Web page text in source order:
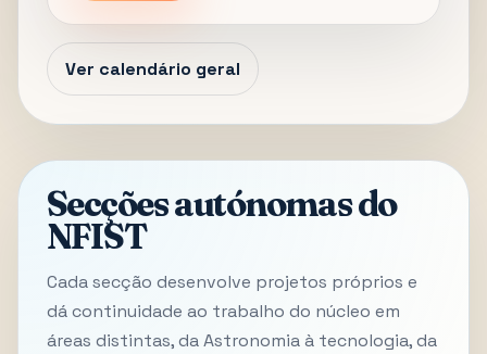
Ver calendário geral
Secções autónomas do
NFIST
Cada secção desenvolve projetos próprios e
dá continuidade ao trabalho do núcleo em
áreas distintas, da Astronomia à tecnologia, da